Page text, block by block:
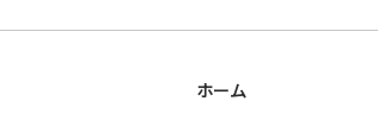
ホーム